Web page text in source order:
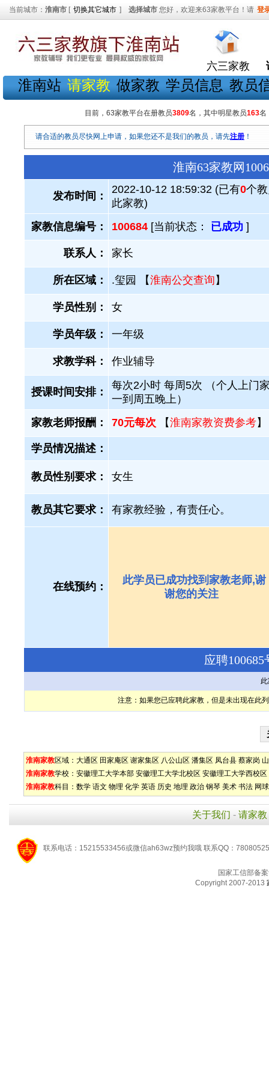
当前城市： 淮南市 [ 切换其它城市 ] 选择城市 您好，欢迎来63家教平台！请 登
六三家教
淮南站 请家教 做家教 学员信息 教员
目前，63家教平台在册教员3809名，其中明星教员163名
请合适的教员尽快网上申请，如果您还不是我们的教员，请先注册 ！
淮南63家教网
发布时间：
2022-10-12 18:59:32 (已有0个
此家教)
家教信息编号：
100684 [当前状态： 已成功 ]
联系人： 家长
所在区域： .玺园 【淮南公交查询 】
学员性别： 女
学员年级： 一年级
求教学科： 作业辅导
授课时间安排：
每次2小时 每周5次 （个人上门
一到周五晚上）
家教老师报酬：
70元每次 【淮南家教资费参考】
学员情况描述：
教员性别要求： 女生
教员其它要求： 有家教经验，有责任心。
在线预约：
此学员已成功找到家教老师,谢
谢您的关注
应聘
注意：如果您已应聘此家教，但是未出现在此
淮南家教区域： 大通区 田家庵区 谢家集区 八公山区 潘集区 凤台县 蔡家岗
淮南家教学校： 安徽理工大学本部 安徽理工大学北校区 安徽理工大学西校区
淮南家教科目： 数学 语文 物理 化学 英语 历史 地理 政治 钢琴 美术 书法 网球
关于我们 - 请家教
联系电话：15215533456或微信ah63wz预约我哦 联系QQ：
国家工信部备
Copyright 2007-2013